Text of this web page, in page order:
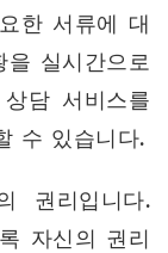
한 서류에 대
실시간으로
담 서비스를
수 있습니다.
권리입니다.
자신의 권리